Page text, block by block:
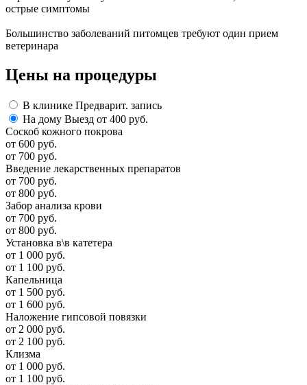
острые симптомы
Большинство заболеваний питомцев требуют один прием
ветеринара
Цены на процедуры
В клинике Предварит. запись
На дому Выезд от 400 руб.
Соскоб кожного покрова
от 600 руб.
от 700 руб.
Введение лекарственных препаратов
от 700 руб.
от 800 руб.
Забор анализа крови
от 700 руб.
от 800 руб.
Установка в\в катетера
от 1 000 руб.
от 1 100 руб.
Капельница
от 1 500 руб.
от 1 600 руб.
Наложение гипсовой повязки
от 2 000 руб.
от 2 100 руб.
Клизма
от 1 000 руб.
от 1 100 руб.